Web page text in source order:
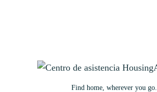
Find home, wherever you go.